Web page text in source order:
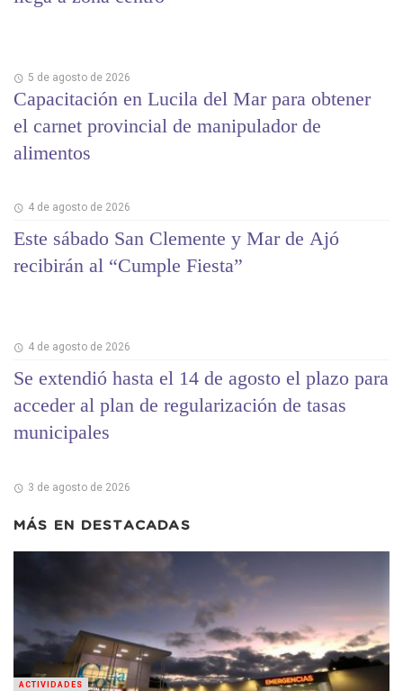
5 de agosto de 2026
Capacitación en Lucila del Mar para obtener
el carnet provincial de manipulador de
alimentos
4 de agosto de 2026
Este sábado San Clemente y Mar de Ajó
recibirán al “Cumple Fiesta”
4 de agosto de 2026
Se extendió hasta el 14 de agosto el plazo para
acceder al plan de regularización de tasas
municipales
3 de agosto de 2026
MÁS EN DESTACADAS
ACTIVIDADES